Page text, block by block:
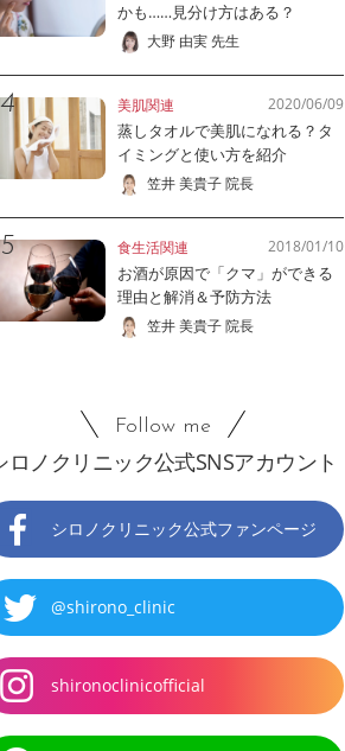
かも……見分け方はある？
大野 由実 先生
美肌関連 2020/06/09
蒸しタオルで美肌になれる？タ
イミングと使い方を紹介
笠井 美貴子 院長
食生活関連 2018/01/10
お酒が原因で「クマ」ができる
理由と解消＆予防方法
笠井 美貴子 院長
Follow me
ロノクリニック公式SNSアカウント
シロノクリニック公式ファンページ
@shirono_clinic
shironoclinicofficial